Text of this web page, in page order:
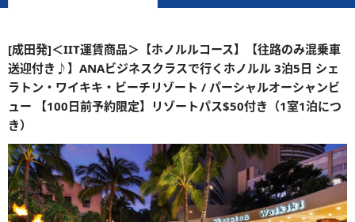
[成田発]＜IIT運賃商品＞【ホノルルコース】【往路のみ混乗車
送迎付き♪】ANAビジネスクラスで行くホノルル 3泊5日 シェ
ラトン・ワイキキ・ビーチリゾート / パーシャルオーシャンビ
ュー 【100日前予約限定】リゾートパス$50付き（1室1泊につ
き）